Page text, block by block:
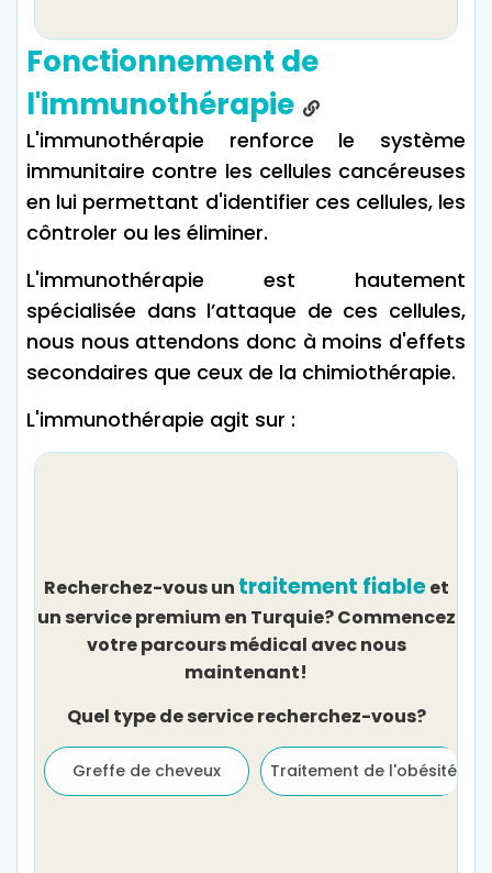
Fonctionnement de
l'immunothérapie
L'immunothérapie renforce le système
immunitaire contre les cellules cancéreuses
en lui permettant d'identifier ces cellules, les
côntroler ou les éliminer.
L'immunothérapie est hautement
spécialisée dans l’attaque de ces cellules,
nous nous attendons donc à moins d'effets
secondaires que ceux de la chimiothérapie.
L'immunothérapie agit sur :
Recherchez-vous un traitement fiableet
un service premium en Turquie? Commencez
votre parcours médical avec nous
maintenant!
Quel type de service recherchez-vous?
Greffe de cheveux Traitement de l'obésité